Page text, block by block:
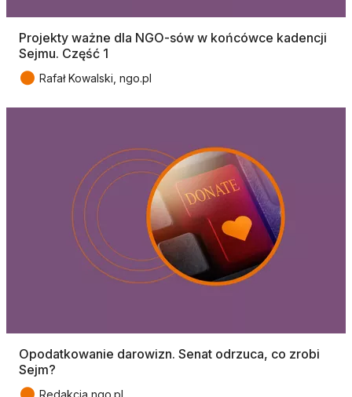
Projekty ważne dla NGO-sów w końcówce kadencji
Sejmu. Część 1
● Rafał Kowalski, ngo.pl
Opodatkowanie darowizn. Senat odrzuca, co zrobi
Sejm?